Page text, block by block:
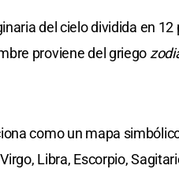
del cielo dividida en
proviene del griego
como un mapa
Libra, Escorpio,